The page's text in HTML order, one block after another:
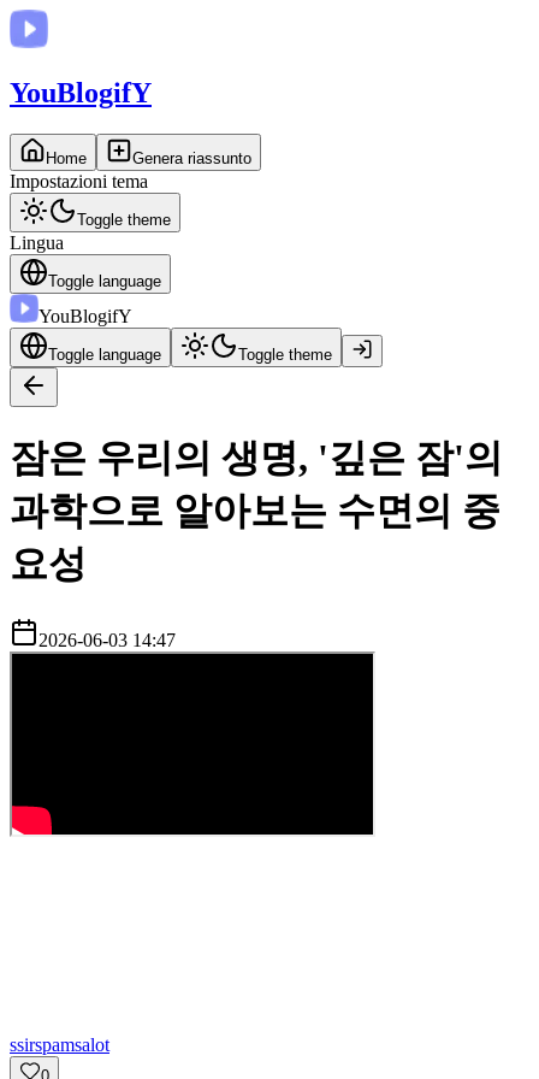
YouBlogifY
Home Genera riassunto
Impostazioni tema
Toggle theme
Lingua
Toggle language
YouBlogifY
Toggle language Toggle theme
잠은 우리의 생명, '깊은 잠'의
과학으로 알아보는 수면의 중
요성
2026-06-03 14:47
ssirspamsalot